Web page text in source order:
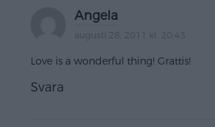
Angela
augusti 28, 2011 kl. 20:43
Love is a wonderful thing! Grattis!
Svara